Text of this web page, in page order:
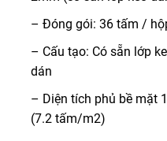
– Đóng gói: 36 tấm /
– Cấu tạo: Có sẵn lớp
dán
– Diện tích phủ bề mặt
(7.2 tấm/m2)